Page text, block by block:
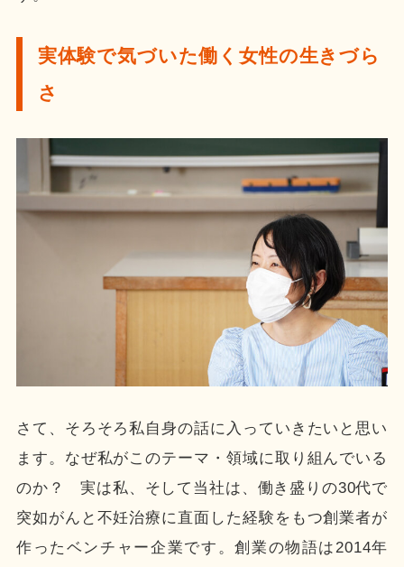
実体験で気づいた働く女性の生きづら
さ
さて、そろそろ私自身の話に入っていきたいと思い
ます。なぜ私がこのテーマ・領域に取り組んでいる
のか？ 実は私、そして当社は、働き盛りの30代で
突如がんと不妊治療に直面した経験をもつ創業者が
作ったベンチャー企業です。創業の物語は2014年